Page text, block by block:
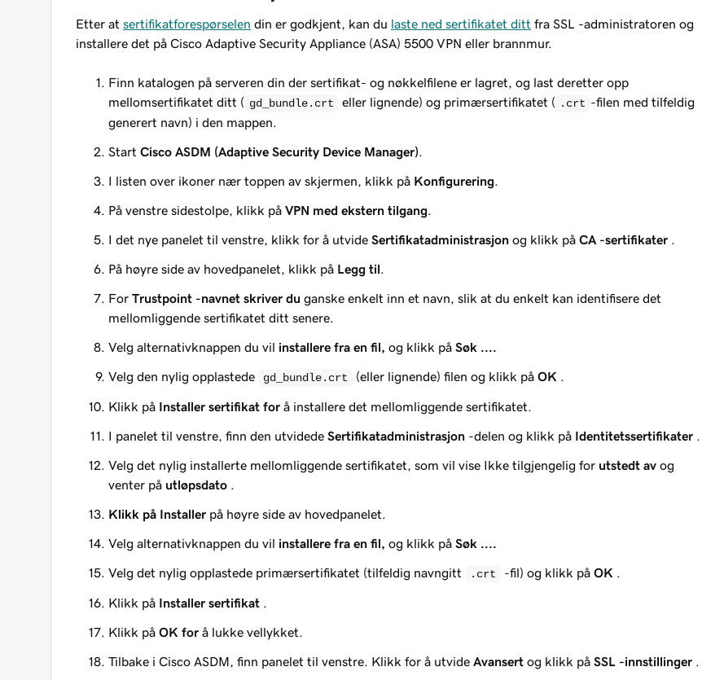
Etter at sertifikatforespørselen din er godkjent, kan du laste ned sertifikatet ditt fra SSL -administratoren og
installere det på Cisco Adaptive Security Appliance (ASA) 5500 VPN eller brannmur.
Finn katalogen på serveren din der sertifikat- og nøkkelfilene er lagret, og last deretter opp
mellomsertifikatet ditt ( gd_bundle.crt eller lignende) og primærsertifikatet ( .crt -filen med tilfeldig
generert navn) i den mappen.
Start Cisco ASDM (Adaptive Security Device Manager)
I listen over ikoner nær toppen av skjermen, klikk på Konfigurering
På venstre sidestolpe, klikk på VPN med ekstern tilgang
I det nye panelet til venstre, klikk for å utvide Sertifikatadministrasjon og klikk på CA -sertifikater
På høyre side av hovedpanelet, klikk på Legg til
For Trustpoint -navnet skriver du ganske enkelt inn et navn, slik at du enkelt kan identifisere det
mellomliggende sertifikatet ditt senere.
Velg alternativknappen du vil installere fra en fil, og klikk på Søk ....
Velg den nylig opplastede gd_bundle.crt (eller lignende) filen og klikk på OK
Klikk på Installer sertifikat for å installere det mellomliggende sertifikatet.
I panelet til venstre, finn den utvidede Sertifikatadministrasjon -delen og klikk på Identitetssertifikater
Velg det nylig installerte mellomliggende sertifikatet, som vil vise Ikke tilgjengelig for utstedt av og
venter på utløpsdato
Klikk på Installer på høyre side av hovedpanelet.
Velg alternativknappen du vil installere fra en fil, og klikk på Søk ....
Velg det nylig opplastede primærsertifikatet (tilfeldig navngitt .crt -fil) og klikk på OK
Klikk på Installer sertifikat
Klikk på OK for å lukke vellykket.
Tilbake i Cisco ASDM, finn panelet til venstre. Klikk for å utvide Avansert og klikk på SSL -innstillinger